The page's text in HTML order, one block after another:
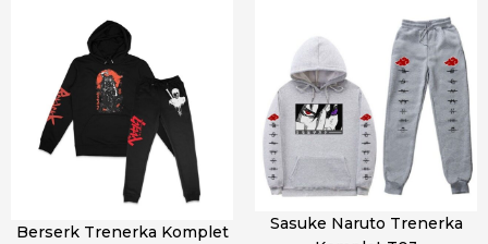
Berserk Trenerka Komplet
Sasuke Naruto Trenerka